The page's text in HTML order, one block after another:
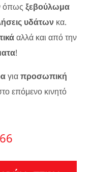
όπως ξεβούλωμα
υδάτων κα.
αλλά και από την
!
γιαπροσωπική
επόμενο κινητό